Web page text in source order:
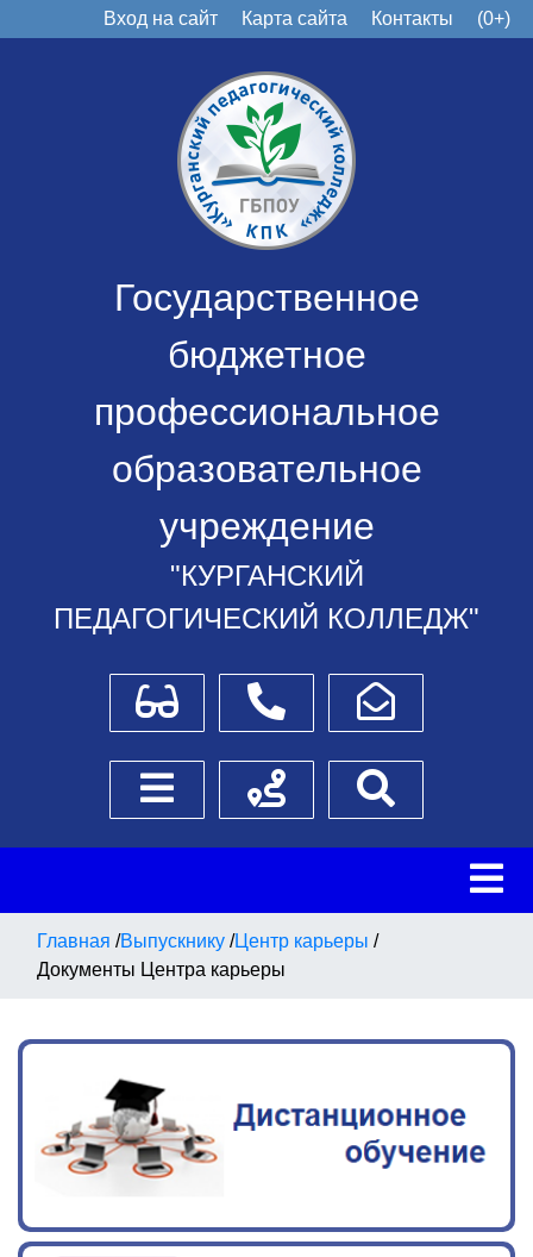
Вход на сайт Карта сайта Контакты (0+)
Государственное
бюджетное
профессиональное
образовательное
учреждение
"КУРГАНСКИЙ
ПЕДАГОГИЧЕСКИЙ КОЛЛЕДЖ"
Для слабовидящихТелефоныНаписать обращение
Боковое менюСхема проезда
Главная /Выпускнику /Центр карьеры /
Документы Центра карьеры